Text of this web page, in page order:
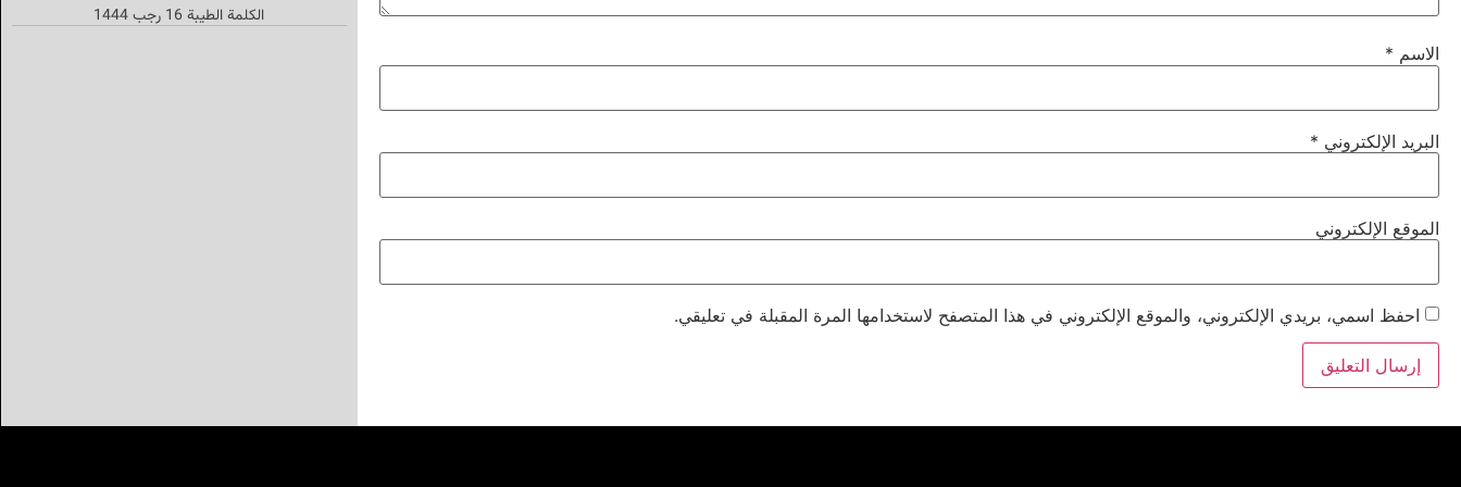
الاسم *
البريد الإلكتروني *
الموقع الإلكتروني
احفظ اسمي، بريدي الإلكتروني، والموقع الإلكتروني في هذا المتصفح لاستخدامها المرة المقبلة في تعليقي.
الکلمة الطیبة 16 رجب 1444